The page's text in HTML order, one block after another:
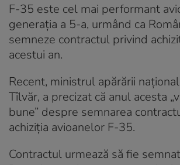
F-35 este cel mai performant
generația a 5-a, urmând ca
semneze contractul privind
acestui an.
Recent, ministrul apărării
Tîlvăr, a precizat că anul acesta
bune” despre semnarea
achiziţia avioanelor F-35.
Contractul urmează să fie